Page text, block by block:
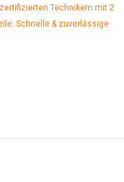
Technikern mit 2
Schnelle & zuverlässige